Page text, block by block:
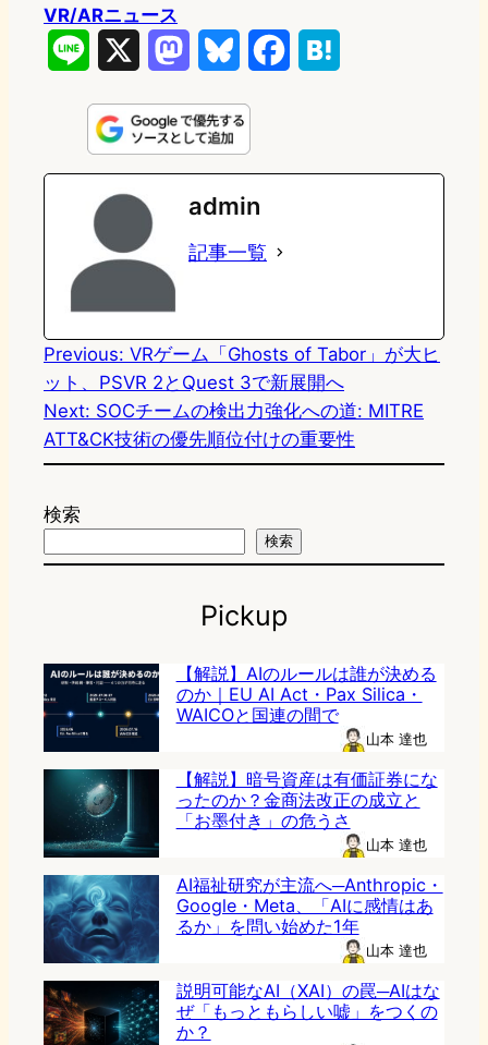
VR/ARニュース
n
e
s
t
o
d
n
u
e
s
k
e
k
e
admin
記事一覧
Previous: VRゲーム「Ghosts of Tabor」が大ヒ
ット、PSVR 2とQuest 3で新展開へ
Next: SOCチームの検出力強化への道: MITRE
ATT&CK技術の優先順位付けの重要性
検索
検索
Pickup
【解説】AIのルールは誰が決める
のか｜EU AI Act・Pax Silica・
WAICOと国連の間で
山本 達也
【解説】暗号資産は有価証券にな
ったのか？金商法改正の成立と
「お墨付き」の危うさ
山本 達也
AI福祉研究が主流へ─Anthropic・
Google・Meta、「AIに感情はあ
るか」を問い始めた1年
山本 達也
説明可能なAI（XAI）の罠─AIはな
ぜ「もっともらしい嘘」をつくの
か？